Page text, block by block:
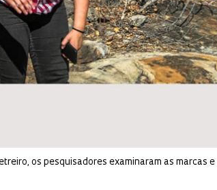
os pesquisadores examinaram as marcas